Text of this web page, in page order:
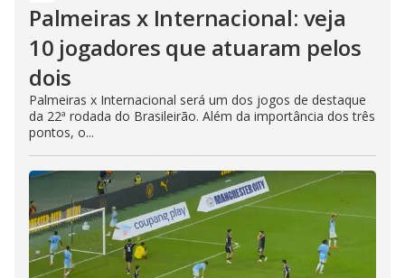
Palmeiras x Internacional: veja
10 jogadores que atuaram pelos
dois
Palmeiras x Internacional será um dos jogos de destaque
da 22ª rodada do Brasileirão. Além da importância dos três
pontos, o...